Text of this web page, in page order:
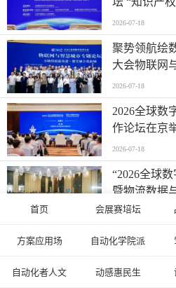
举办
2026-07-18
聚势领航绘
大会物联网
办
2026-07-18
2026全球数
作论坛在京
2026-07-18
“2026全球
暨物流数据
成功举办
2026-07-18
场景驱动价
地国际论坛
2026-07-18
首页 会展赛培坛
方案应用场 自动化学院派
自动化者人文 动感惠民生